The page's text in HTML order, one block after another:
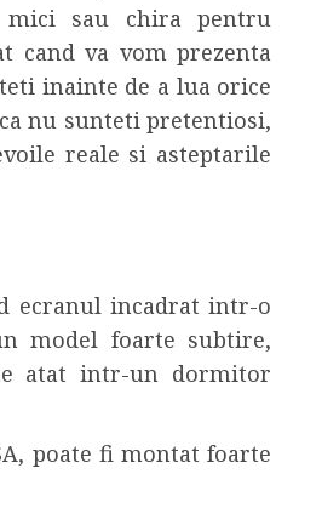
sau chira pentru
cand va vom prezenta
inainte de a lua orice
nu sunteti pretentiosi,
reale si asteptarile
ecranul incadrat intr-o
model foarte subtire,
atat intr-un dormitor
poate fi montat foarte